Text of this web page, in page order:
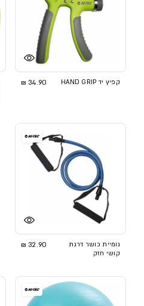
קפיץ יד HAND GRIP 34.90 ₪
גומיית כושר דרגת
קושי חזק
32.90 ₪